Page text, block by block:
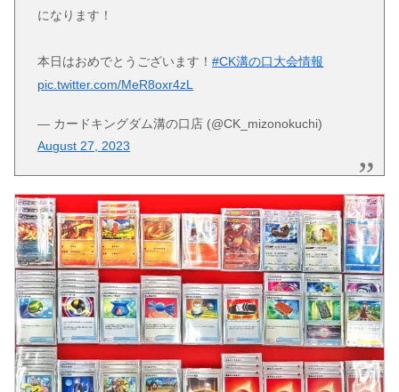
になります！
本日はおめでとうございます！#CK溝の口大会情報
pic.twitter.com/MeR8oxr4zL
— カードキングダム溝の口店 (@CK_mizonokuchi)
August 27, 2023